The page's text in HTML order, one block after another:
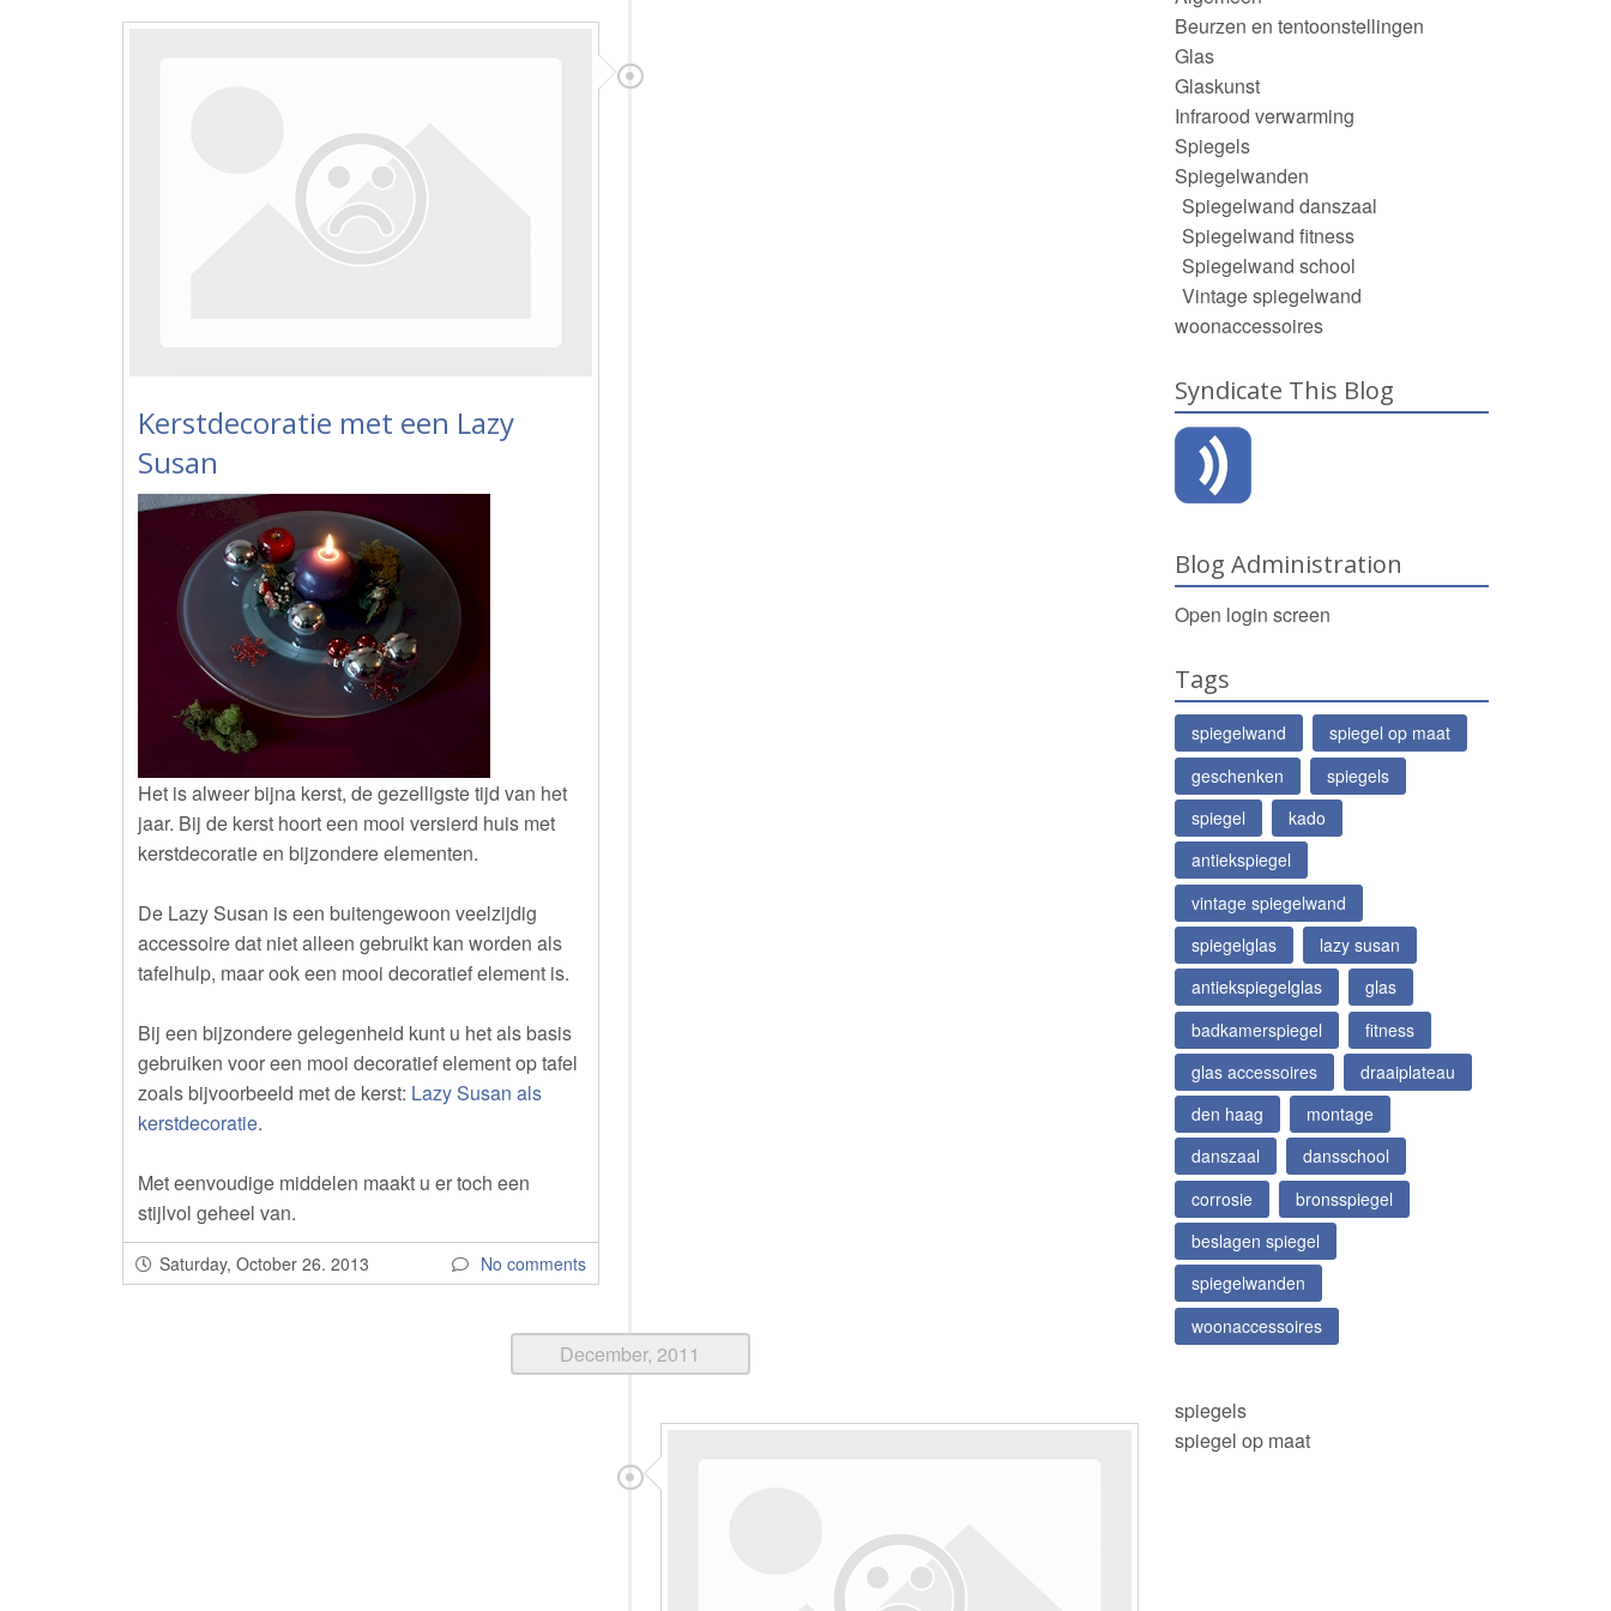
Kerstdecoratie met een Lazy
Susan
Het is alweer bijna kerst, de gezelligste tijd van het
jaar. Bij de kerst hoort een mooi versierd huis met
kerstdecoratie en bijzondere elementen.
De Lazy Susan is een buitengewoon veelzijdig
accessoire dat niet alleen gebruikt kan worden als
tafelhulp, maar ook een mooi decoratief element is.
Bij een bijzondere gelegenheid kunt u het als basis
gebruiken voor een mooi decoratief element op tafel
zoals bijvoorbeeld met de kerst: Lazy Susan als
kerstdecoratie.
Met eenvoudige middelen maakt u er toch een
stijlvol geheel van.
Saturday, October 26. 2013 No comments
December, 2011
Beurzen en tentoonstellingen
Glas
Glaskunst
Infrarood verwarming
Spiegels
Spiegelwanden
Spiegelwand danszaal
Spiegelwand fitness
Spiegelwand school
Vintage spiegelwand
woonaccessoires
Syndicate This Blog
Blog Administration
Open login screen
Tags
spiegelwand
spiegel op maat
geschenken
spiegels
spiegel
kado
antiekspiegel
vintage spiegelwand
spiegelglas
lazy susan
antiekspiegelglas
glas
badkamerspiegel
fitness
glas accessoires
draaiplateau
den haag
montage
danszaal
dansschool
corrosie
bronsspiegel
beslagen spiegel
spiegelwanden
woonaccessoires
spiegels
spiegel op maat